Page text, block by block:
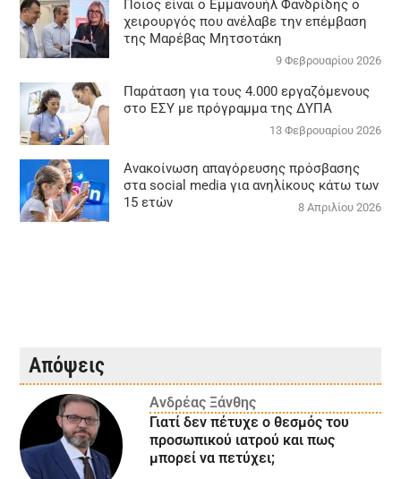
Ποιος είναι ο Εμμανουήλ Φανδρίδης ο
χειρουργός που ανέλαβε την επέμβαση
της Μαρέβας Μητσοτάκη
9 Φεβρουαρίου 2026
Παράταση για τους 4.000 εργαζόμενους
στο ΕΣΥ με πρόγραμμα της ΔΥΠΑ
13 Φεβρουαρίου 2026
Ανακοίνωση απαγόρευσης πρόσβασης
στα social media για ανηλίκους κάτω των
15 ετών
8 Απριλίου 2026
Απόψεις
Ανδρέας Ξάνθης
Γιατί δεν πέτυχε ο θεσμός του
προσωπικού ιατρού και πως
μπορεί να πετύχει;